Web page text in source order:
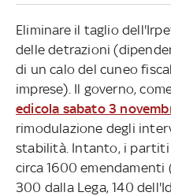
Eliminare il taglio
delle detrazioni
di un calo del cuneo
imprese). Il governo,
edicola sabato 3
rimodulazione degli
stabilità. Intanto, i partiti
circa 1600 emendamenti
300 dalla Lega, 140